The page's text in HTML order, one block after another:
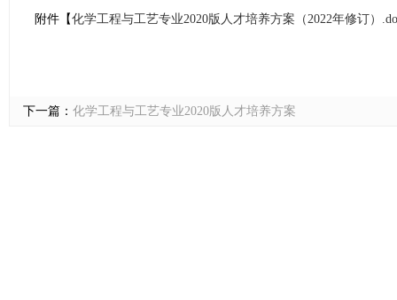
附件【化学工程与工艺专业2020版人才培养方案（2022年修订）
下一篇： 化学工程与工艺专业2020版人才培养方案